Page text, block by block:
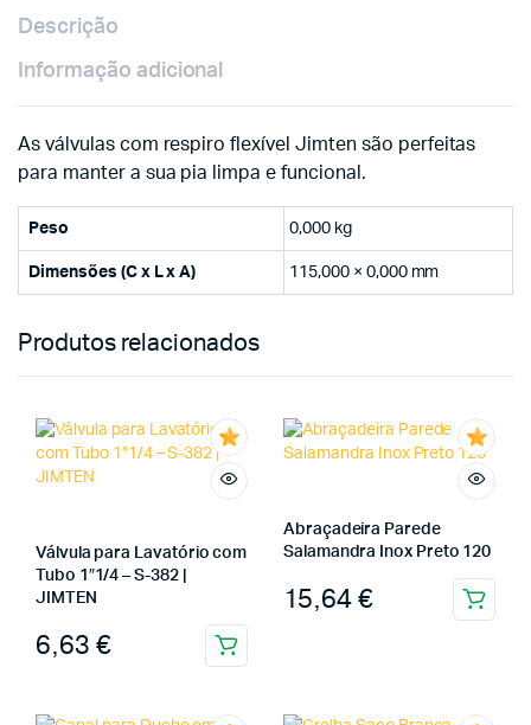
Descrição
Informação adicional
As válvulas com respiro flexível Jimten são perfeitas
para manter a sua pia limpa e funcional.
Peso 0,000 kg
Dimensões (C x L x A) 115,000 × 0,000 mm
Produtos relacionados
Válvula para Lavatório com
Tubo 1″1/4 – S-382 |
JIMTEN
6,63 €
Abraçadeira Parede
Salamandra Inox Preto 120
15,64€